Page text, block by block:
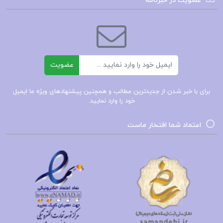
**سارا جی. ماس** با مهارت خاصی این داستان را
روایت می‌کند و به خوانندگان این امکان را می‌دهد که
عمیق‌تر با شخصیت‌ها و دنیای آن‌ها آشنا شوند. او با
توصیف دقیق احساسات، تفکرات و تعاملات
شخصیت‌ها، به خوانندگان اجازه می‌دهد تا با چالش‌ها
و پیروزی‌های آن‌ها همذات‌پنداری کنند. این رمان به
بررسی موضوعاتی چون عشق، دوستی، وفاداری و
سنت‌ها می‌پردازد و به نوعی، تصویرگر دنیای پیچیده‌ای
چالش‌های حال کنار بیایند. در نهایت، «درباری از
یخبندان و نور ستاره» به عنوان یک داستان عمیق و
احساسی، نه تنها دنیای فانتزی را به تصویر می‌کشد،
بلکه به بررسی روابط انسانی و تجارب شخصی می‌پردازد
عضویت
برای با خبر شدن از جدیدترین مطالب و همچنین پیشنهادهای ویژه ما ایمیل
خود را وارد نمایید.
اعتماد شما افتخار ماست